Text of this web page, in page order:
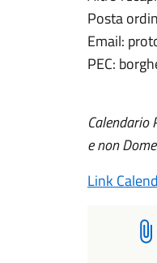
Posta
Email:
PEC:
Calendario
e non
Link